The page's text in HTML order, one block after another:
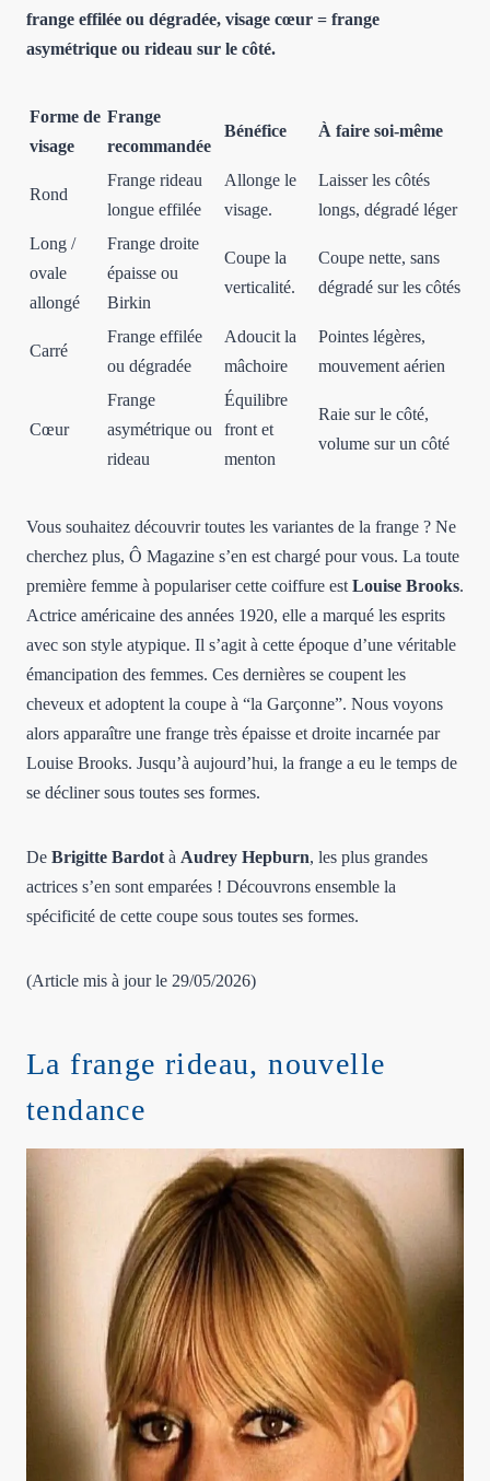
frange effilée ou dégradée, visage cœur = frange
asymétrique ou rideau sur le côté.
Forme de
visage
Frange
recommandée
Bénéfice À faire soi-même
Rond
Frange rideau
longue effilée
Allonge le
visage.
Laisser les côtés
longs, dégradé léger
Long /
ovale
allongé
Frange droite
épaisse ou
Birkin
Coupe la
verticalité.
Coupe nette, sans
dégradé sur les côtés
Carré
Frange effilée
ou dégradée
Adoucit la
mâchoire
Pointes légères,
mouvement aérien
Cœur
Frange
asymétrique ou
rideau
Équilibre
front et
menton
Raie sur le côté,
volume sur un côté
Vous souhaitez découvrir toutes les variantes de la frange ? Ne
cherchez plus, Ô Magazine s’en est chargé pour vous. La toute
première femme à populariser cette coiffure est Louise Brooks.
Actrice américaine des années 1920, elle a marqué les esprits
avec son style atypique. Il s’agit à cette époque d’une véritable
émancipation des femmes. Ces dernières se coupent les
cheveux et adoptent la coupe à “la Garçonne”. Nous voyons
alors apparaître une frange très épaisse et droite incarnée par
Louise Brooks. Jusqu’à aujourd’hui, la frange a eu le temps de
se décliner sous toutes ses formes.
De Brigitte Bardot à Audrey Hepburn, les plus grandes
actrices s’en sont emparées ! Découvrons ensemble la
spécificité de cette coupe sous toutes ses formes.
(Article mis à jour le 29/05/2026)
La frange rideau, nouvelle
tendance